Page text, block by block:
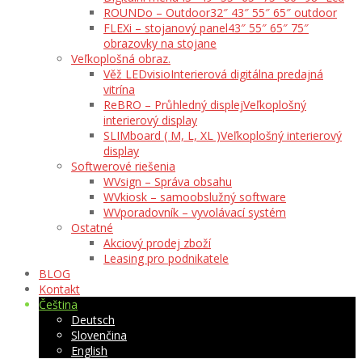
ROUNDo – Outdoor32″ 43″ 55″ 65″ outdoor
FLEXi – stojanový panel43″ 55″ 65″ 75″
obrazovky na stojane
Veľkoplošná obraz.
Věž LEDvisioInterierová digitálna predajná
vitrína
ReBRO – Průhledný displejVeľkoplošný
interierový display
SLIMboard ( M, L, XL )Veľkoplošný interierový
display
Softwerové riešenia
WVsign – Správa obsahu
WVkiosk – samoobslužný software
WVporadovník – vyvolávací systém
Ostatné
Akciový prodej zboží
Leasing pro podnikatele
BLOG
Kontakt
Čeština
Deutsch
Slovenčina
English